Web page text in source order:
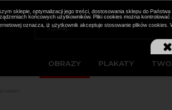
OBRAZY PLAKATY
sklepie, optymalizacji jego treści, dostosowania sklepu do
końcowych użytkowników. Pliki cookies można
oznacza, iż użytkownik akceptuje stosowanie plików